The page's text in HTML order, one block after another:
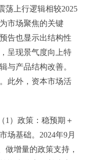
荡上行逻辑相较2025
市场聚焦的关键
告也显示出结构性
呈现景气度向上特
与产品结构改善。
此外，资本市场活
（1）政策：稳预期＋
场基础。2024年9月
做增量的政策支持，